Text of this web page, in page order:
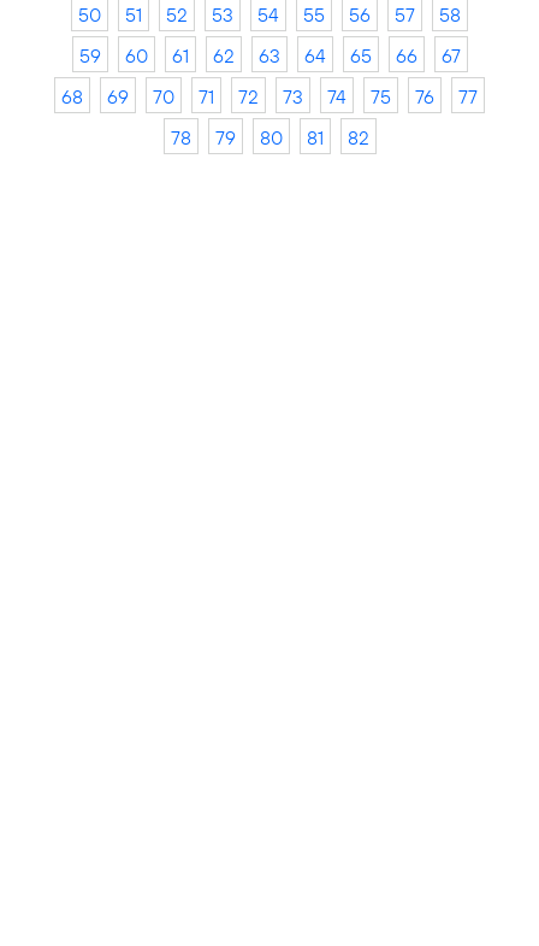
50
51 52 53 54 55 56 57
58
59
60 61 62 63 64 65 66
67
68
69 70 71 72 73 74 75 76
77
78
79 80 81 82